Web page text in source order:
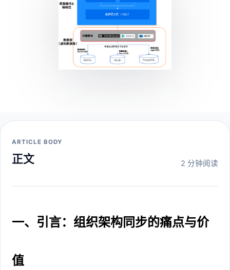
ARTICLE BODY
正文 2 分钟阅读
一、引言：组织架构同步的痛点与价
值